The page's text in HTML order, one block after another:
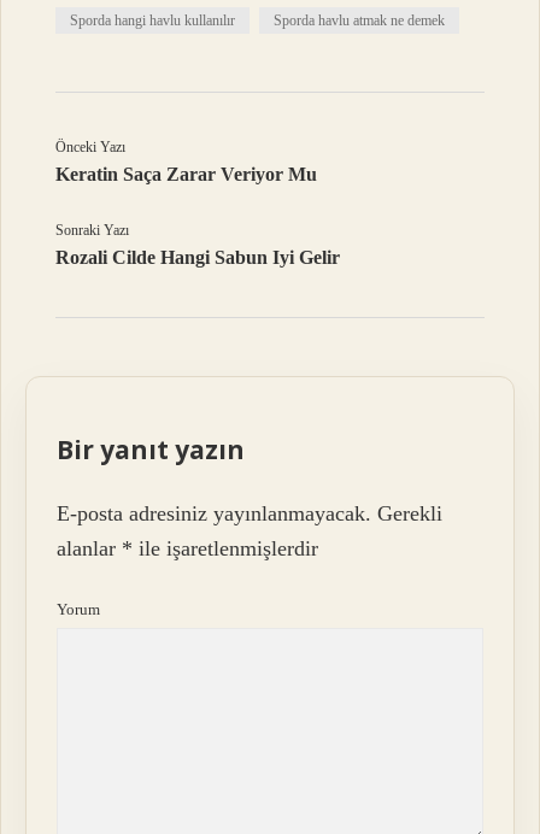
Sporda hangi havlu kullanılır Sporda havlu atmak ne demek
Önceki Yazı
Keratin Saça Zarar Veriyor Mu
Sonraki Yazı
Rozali Cilde Hangi Sabun Iyi Gelir
Bir yanıt yazın
E-posta adresiniz yayınlanmayacak. Gerekli
alanlar * ile işaretlenmişlerdir
Yorum